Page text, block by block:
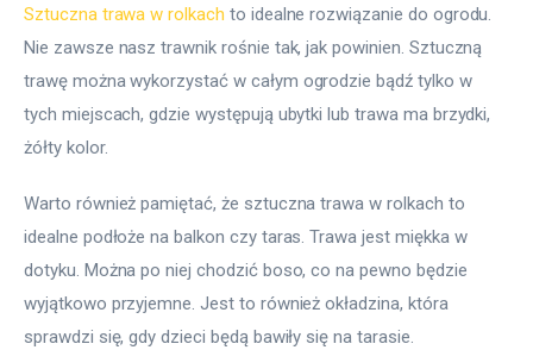
Sztuczna trawa w rolkach to idealne rozwiązanie do ogrodu.
Nie zawsze nasz trawnik rośnie tak, jak powinien. Sztuczną
trawę można wykorzystać w całym ogrodzie bądź tylko w
tych miejscach, gdzie występują ubytki lub trawa ma brzydki,
żółty kolor.
Warto również pamiętać, że sztuczna trawa w rolkach to
idealne podłoże na balkon czy taras. Trawa jest miękka w
dotyku. Można po niej chodzić boso, co na pewno będzie
wyjątkowo przyjemne. Jest to również okładzina, która
sprawdzi się, gdy dzieci będą bawiły się na tarasie.